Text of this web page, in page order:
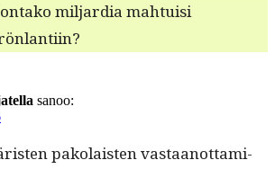
mil­jar­dia mah­tu­isi
sanoo:
pako­lais­ten vas­taan­ot­ta­mi­